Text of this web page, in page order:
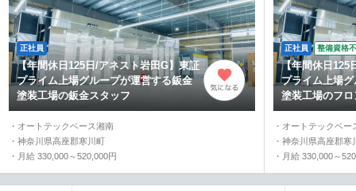
正社員
【年間休日125日/アネスト岩田G】東証
プライム上場グループが運営する鈑金
塗装工場の鈑金スタッフ
・オートテックベース湘南
・神奈川県高座郡寒川町
・月給 330,000～520,000円
正社員 整備資格
【年間休日125
プライム上場
塗装工場のフ
・オートテックベー
・神奈川県高座郡寒
・月給 330,000～